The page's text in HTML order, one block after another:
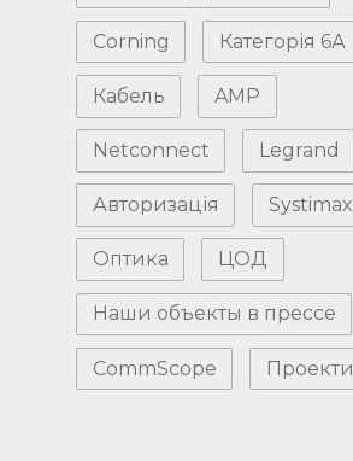
Corning Категорія 6А
Кабель AMP
Netconnect Legrand
Авторизація Systimax
Оптика ЦОД
Наши объекты в прессе
CommScope Проекти